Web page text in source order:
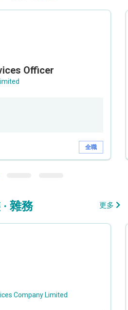
Officer
全職
雜務 更多
Company Limited